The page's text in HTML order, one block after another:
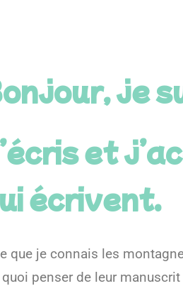
je
et
écrivent.
que je connais les
penser de leur